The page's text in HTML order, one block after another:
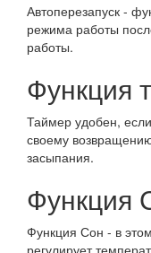
Автоперезапуск -
режима работы
работы.
Функция
Таймер удобен,
своему
засыпания.
Функция
Функция Сон - в
регулирует